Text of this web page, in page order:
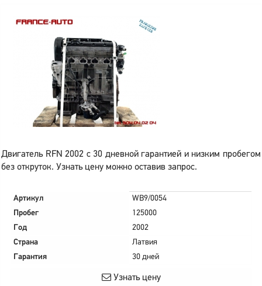
Двигатель RFN 2002 с 30 дневной гарантией и низким пробегом
без откруток. Узнать цену можно оставив запрос.
Артикул
WB9/0054
Пробег
125000
Год
2002
Страна
Латвия
Гарантия
30 дней
Узнать цену